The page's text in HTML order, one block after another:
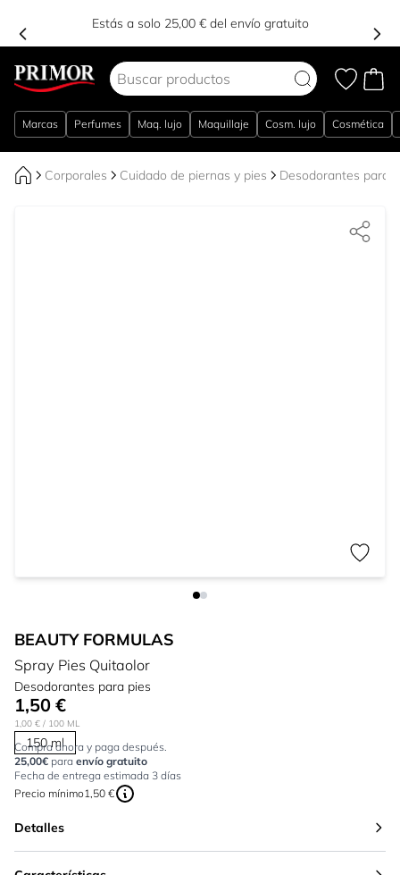
Estás a solo 25,00 € del envío gratuito
Marcas Perfumes Maq. lujo Maquillaje Cosm. lujo Cosmética
Corporales Cuidado de piernas y pies Desodorantes para
BEAUTY FORMULAS
Spray Pies Quitaolor
Desodorantes para pies
1,50 €
1,00 € / 100 ML
150 ml
Compra ahora y paga después.
25,00€ para envío gratuito
Fecha de entrega estimada 3 días
Precio mínimo1,50 €
Detalles